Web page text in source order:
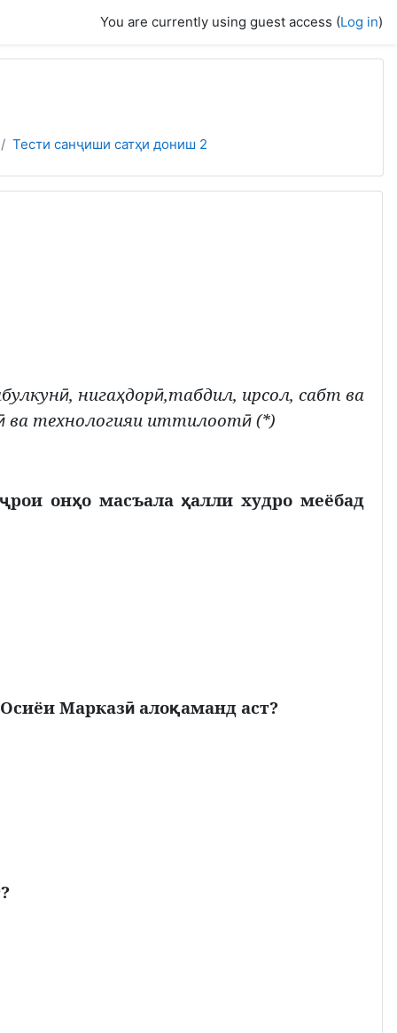
You are currently using guest access (Log in)
Тести санҷиши сатҳи дониш 2
ӣ, нигаҳдорӣ,табдил, ирсол, сабт ва
ва технологияи иттилоотӣ(*)
рои онҳо масъалаҳалли худро меёбад
Марказӣалоқаманд аст?